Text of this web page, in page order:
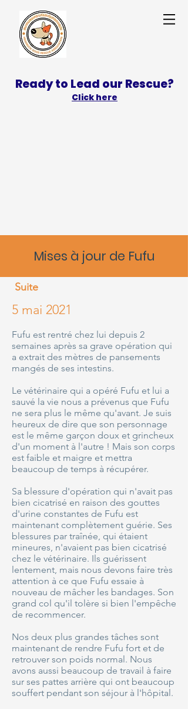
Ready to Lead our Rescue?
Click here
Mises à jour de Fufu
Suite
5 mai 2021
Fufu est rentré chez lui depuis 2
semaines après sa grave opération qui
a extrait des mètres de pansements
mangés de ses intestins.
Le vétérinaire qui a opéré Fufu et lui a
sauvé la vie nous a prévenus que Fufu
ne sera plus le même qu'avant. Je suis
heureux de dire que son personnage
est le même garçon doux et grincheux
d'un moment à l'autre ! Mais son corps
est faible et maigre et mettra
beaucoup de temps à récupérer.
Sa blessure d'opération qui n'avait pas
bien cicatrisé en raison des gouttes
d'urine constantes de Fufu est
maintenant complètement guérie. Ses
blessures par traînée, qui étaient
mineures, n'avaient pas bien cicatrisé
chez le vétérinaire. Ils guérissent
lentement, mais nous devons faire très
attention à ce que Fufu essaie à
nouveau de mâcher les bandages. Son
grand col qu'il tolère si bien l'empêche
de recommencer.
Nos deux plus grandes tâches sont
maintenant de rendre Fufu fort et de
retrouver son poids normal. Nous
avons aussi beaucoup de travail à faire
sur ses pattes arrière qui ont beaucoup
souffert pendant son séjour à l'hôpital.